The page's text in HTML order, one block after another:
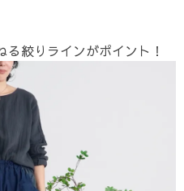
絞りラインがポイント！